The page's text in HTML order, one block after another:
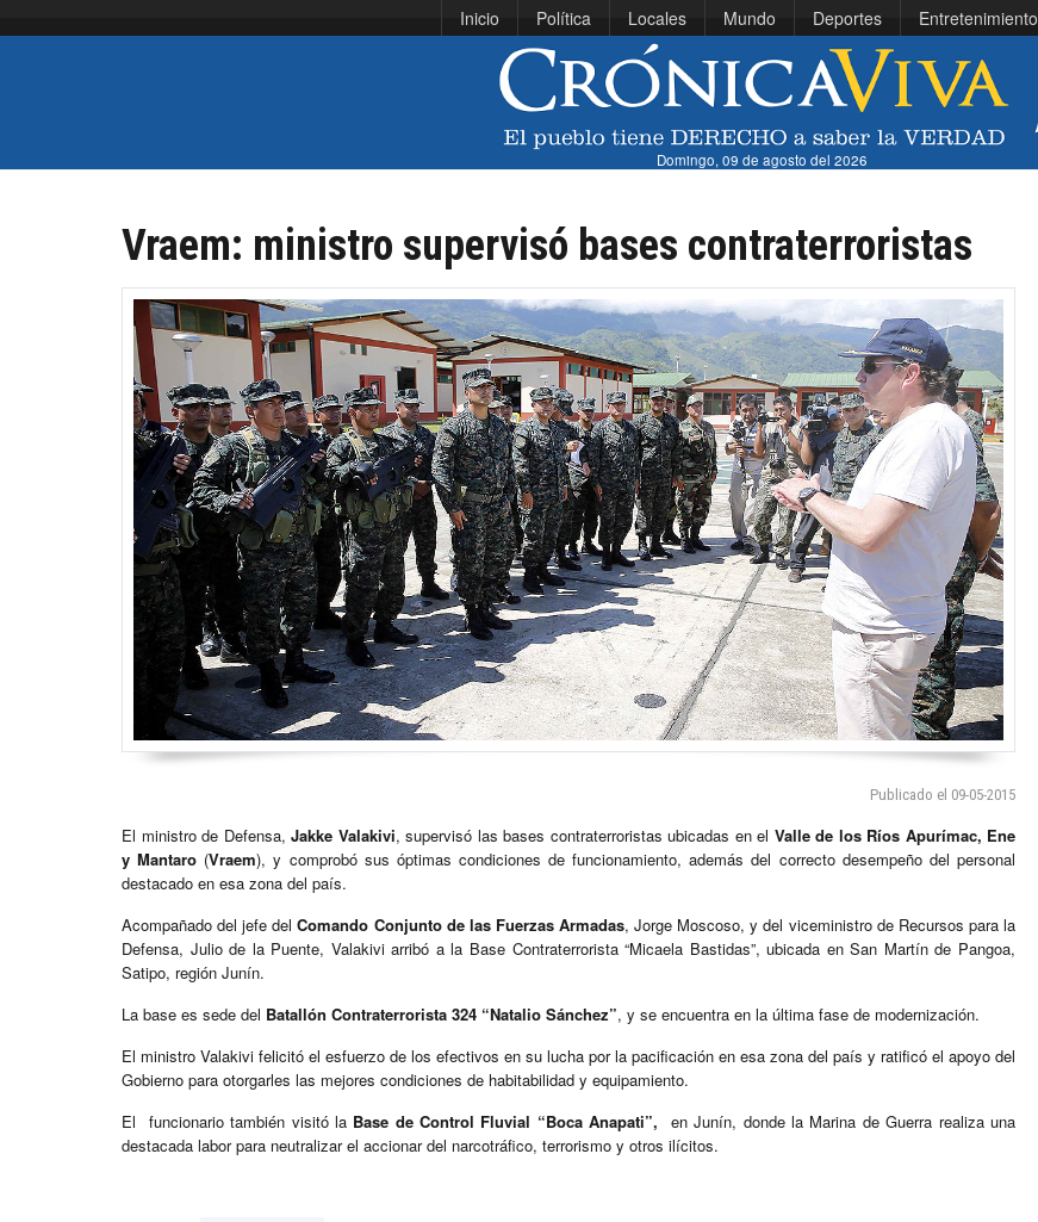
Inicio Política Locales Mundo Deportes Entretenimiento
Domingo, 09 de agosto del 2026
Vraem: ministro supervisó bases contraterroristas
Publicado el 09-05-2015
El ministro de Defensa, Jakke Valakivi, supervisó las bases contraterroristas ubicadas en el Valle de los Ríos Apurímac, Ene
y Mantaro (Vraem), y comprobó sus óptimas condiciones de funcionamiento, además del correcto desempeño del personal
destacado en esa zona del país.
Acompañado del jefe delComando Conjunto de las Fuerzas Armadas, Jorge Moscoso, y del viceministro de Recursos para la
Defensa, Julio de la Puente, Valakivi arribó a la Base Contraterrorista “Micaela Bastidas”, ubicada en San Martín de Pangoa,
Satipo, región Junín.
La base es sede del Batallón Contraterrorista 324 “Natalio Sánchez”, y se encuentra en la última fase de modernización.
El ministro Valakivi felicitó el esfuerzo de los efectivos en su lucha por la pacificación en esa zona del país y ratificó el apoyo del
Gobierno para otorgarles las mejores condiciones de habitabilidad y equipamiento.
El funcionario también visitó la Base de Control Fluvial “Boca Anapati”, en Junín, donde la Marina de Guerra realiza una
destacada labor para neutralizar el accionar del narcotráfico, terrorismo y otros ilícitos.